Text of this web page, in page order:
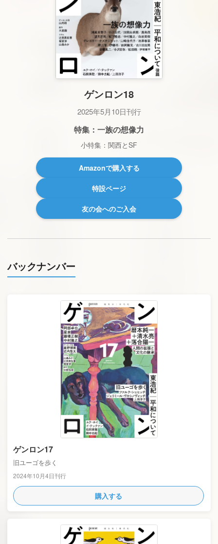
ゲンロン18
2025年5月10日刊行
特集：一族の想像力
小特集：関西とSF
Amazonで購入する
特設ページ
友の会へのご入会
バックナンバー
ゲンロン17
旧ユーゴを歩く
2024年10月4日刊行
購入する